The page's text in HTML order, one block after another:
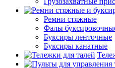
Ремни стяжные
Фалы
Буксиры ленточные
Буксиры канатные